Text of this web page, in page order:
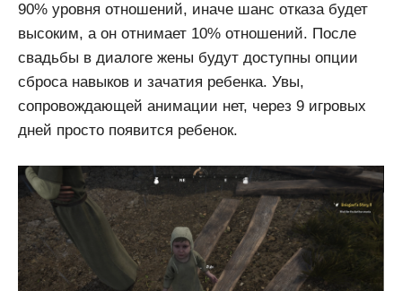
90% уровня отношений, иначе шанс отказа будет
высоким, а он отнимает 10% отношений. После
свадьбы в диалоге жены будут доступны опции
сброса навыков и зачатия ребенка. Увы,
сопровождающей анимации нет, через 9 игровых
дней просто появится ребенок.